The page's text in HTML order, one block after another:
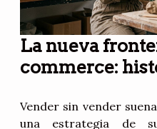
La nueva
commerce:
Vender sin vender
una estrategia de